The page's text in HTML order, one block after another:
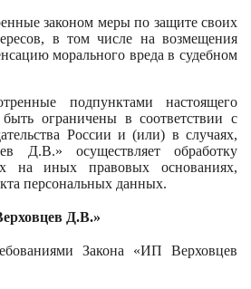
законом меры по защите своих
в том числе на возмещения
морального вреда в судебном
подпунктами настоящего
ограничены в соответствии с
России и (или) в случаях,
Д.В.» осуществляет обработку
на иных правовых основаниях,
персональных данных.
Д.В.»
Закона «ИП Верховцев